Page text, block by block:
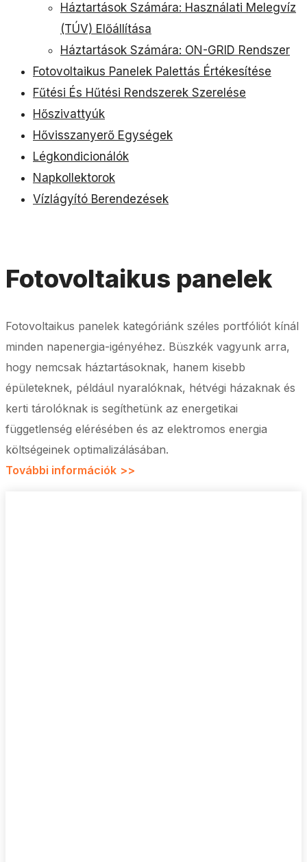
Háztartások Számára: Használati Melegvíz
(TÚV) Előállítása
Háztartások Számára: ON-GRID Rendszer
Fotovoltaikus Panelek Palettás Értékesítése
Fűtési És Hűtési Rendszerek Szerelése
Hőszivattyúk
Hővisszanyerő Egységek
Légkondicionálók
Napkollektorok
Vízlágyító Berendezések
Fotovoltaikus panelek
Fotovoltaikus panelek kategóriánk széles portfóliót kínál
minden napenergia-igényéhez. Büszkék vagyunk arra,
hogy nemcsak háztartásoknak, hanem kisebb
épületeknek, például nyaralóknak, hétvégi házaknak és
kerti tárolóknak is segíthetünk az energetikai
függetlenség elérésében és az elektromos energia
költségeinek optimalizálásában.
További információk